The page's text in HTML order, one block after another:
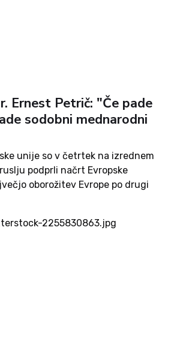
Ernest Petrič: "Če pade
sodobni mednarodni
unije so v četrtek na izrednem
podprli načrt Evropske
oborožitev Evrope po drugi
v obrambo, načrt je skupaj vreden